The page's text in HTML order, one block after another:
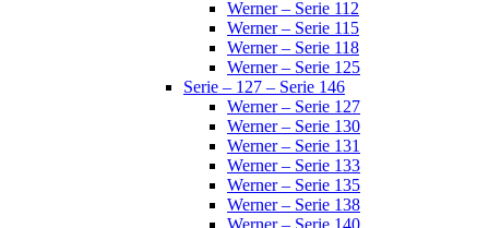
Werner – Serie 112
Werner – Serie 115
Werner – Serie 118
Werner – Serie 125
Serie – 127 – Serie 146
Werner – Serie 127
Werner – Serie 130
Werner – Serie 131
Werner – Serie 133
Werner – Serie 135
Werner – Serie 138
Werner – Serie 140